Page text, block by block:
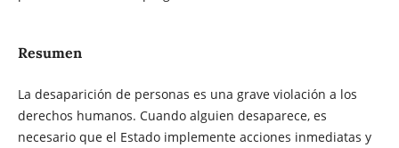
Resumen
La desaparición de personas es una grave violación a los
derechos humanos. Cuando alguien desaparece, es
necesario que el Estado implemente acciones inmediatas y